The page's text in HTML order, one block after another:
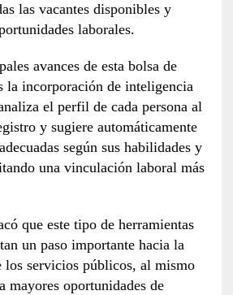
las vacantes disponibles y
laborales.
avances de esta bolsa de
la incorporación de inteligencia
el perfil de cada persona al
y sugiere automáticamente
según sus habilidades y
una vinculación laboral más
que este tipo de herramientas
un paso importante hacia la
los servicios públicos, al mismo
mayores oportunidades de